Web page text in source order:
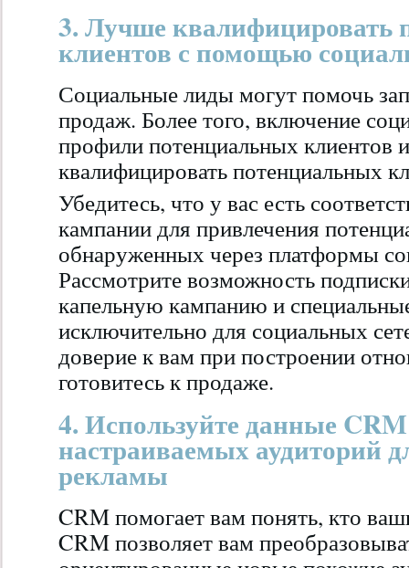
3. Лучше квалифицировать
клиентов с помощью
Социальные лиды могут помочь
продаж. Более того, включение
профили потенциальных клиентов
квалифицировать потенциальных
Убедитесь, что у вас есть
кампании для привлечения
обнаруженных через платформы
Рассмотрите возможность
капельную кампанию и
исключительно для социальных
доверие к вам при построении
готовитесь к продаже.
4. Используйте данные
настраиваемых аудиторий
рекламы
CRM помогает вам понять, кто
CRM позволяет вам